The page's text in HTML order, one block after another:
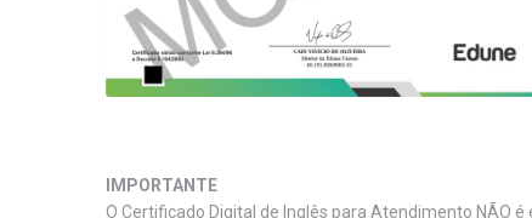
IMPORTANTE
O Certificado Digital de Inglês para Atendimento NÃO